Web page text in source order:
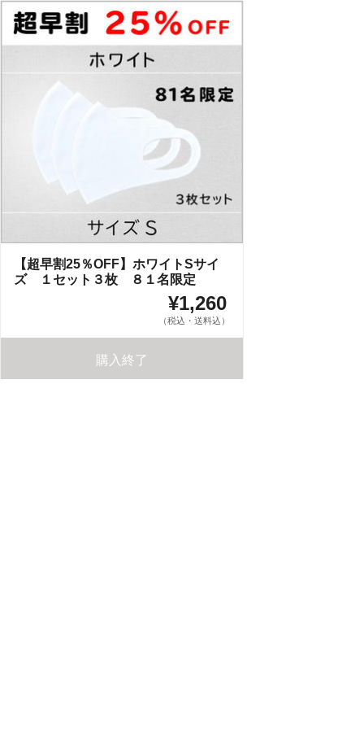
【超早割25％OFF】ホワイトSサイ
ズ １セット３枚 ８１名限定
¥1,260
（税込・送料込）
購入終了